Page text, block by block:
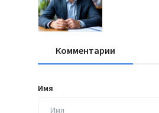
Комментарии
Имя